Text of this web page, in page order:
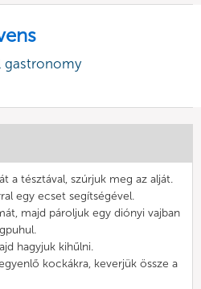
gastronomy
a tésztával, szúrjuk meg az alját.
egy ecset segítségével.
majd pároljuk egy diónyi vajban
hagyjuk kihűlni.
kockákra, keverjük össze a